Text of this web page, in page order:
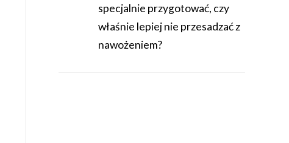
specjalnie przygotować, czy
właśnie lepiej nie przesadzać z
nawożeniem?